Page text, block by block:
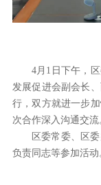
4月1日下午，
发展促进会副会长
行，双方就进一步
次合作深入沟通交流
区委常委、区
负责同志等参加活动